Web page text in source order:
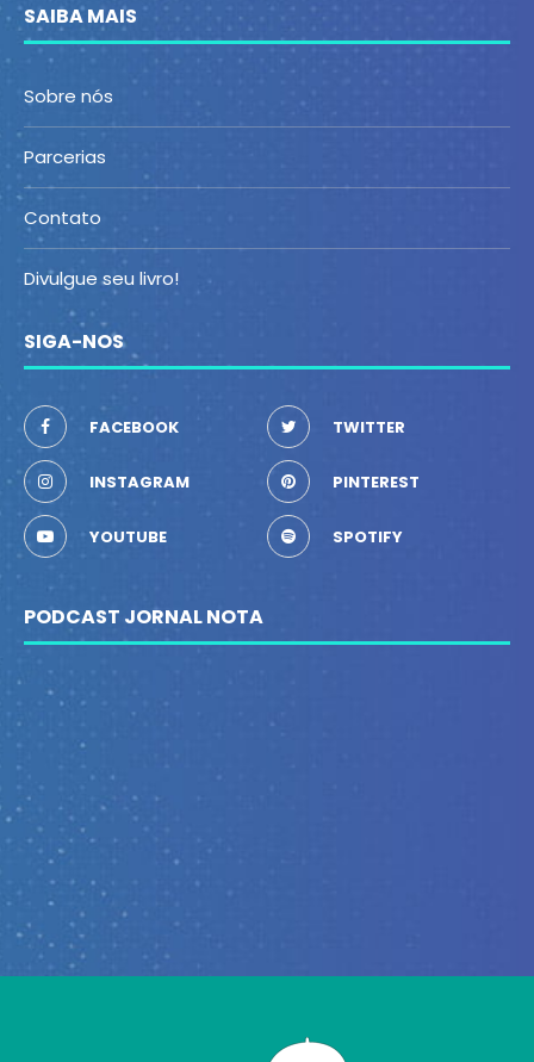
SAIBA MAIS
Sobre nós
Parcerias
Contato
Divulgue seu livro!
SIGA-NOS
FACEBOOK TWITTER
INSTAGRAM PINTEREST
YOUTUBE SPOTIFY
PODCAST JORNAL NOTA